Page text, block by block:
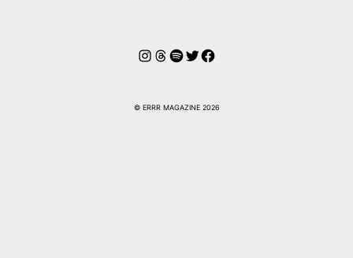
Instagram
Hilos
Spotify
Twitter
Facebook
© ERRR MAGAZINE 2026